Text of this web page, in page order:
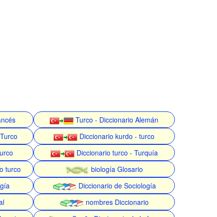
Turco - Diccionario Alemán
Diccionario kurdo - turco
Diccionario turco - Turquía
turco
biología Glosario
Diccionario de Sociología
nombres Diccionario